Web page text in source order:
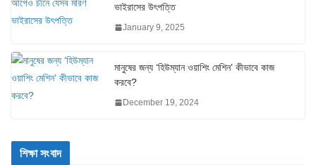
ভাইরাসের উৎপত্তি
January 9, 2025
মানুষের জন্য ‘হিউম্যান ওয়াশিং মেশিন’ কীভাবে কাজ
করবে?
December 19, 2024
শিক্ষা সংবাদ